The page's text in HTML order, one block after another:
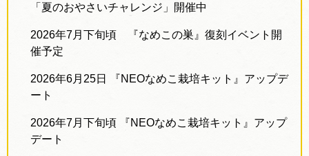
「夏のおやさいチャレンジ」開催中
2026年7月下旬頃 『なめこの巣』復刻イベント開
催予定
2026年6月25日 『NEOなめこ栽培キット』アップデ
ート
2026年7月下旬頃 『NEOなめこ栽培キット』アップ
デート